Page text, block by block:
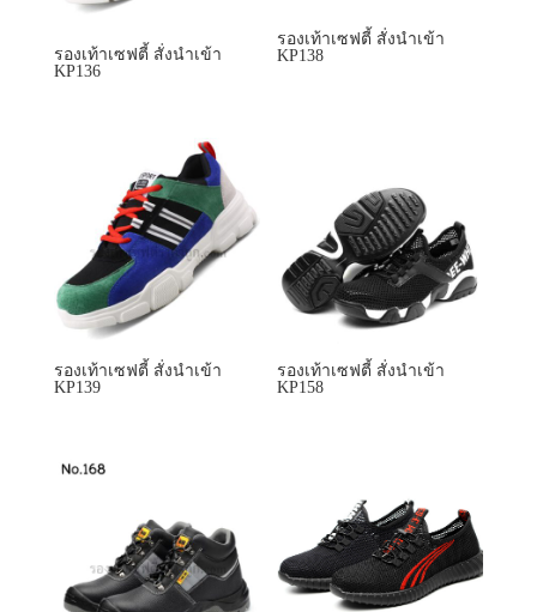
รองเท้าเซฟตี้ สั่งนำเข้า
KP136
รองเท้าเซฟตี้ สั่งนำเข้า
KP138
รองเท้าเซฟตี้ สั่งนำเข้า
KP139
รองเท้าเซฟตี้ สั่งนำเข้า
KP158